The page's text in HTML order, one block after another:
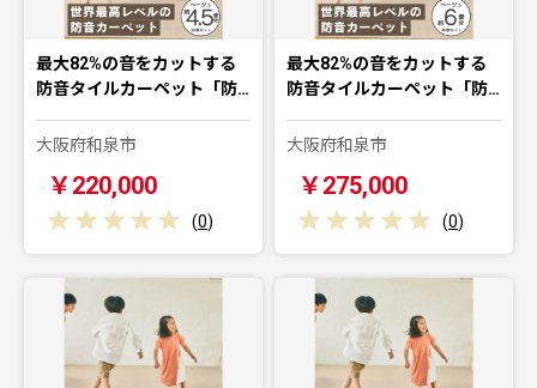
最大82%の音をカットする
防音タイルカーペット「防…
大阪府和泉市
￥220,000
(0)
最大82%の音をカットする
防音タイルカーペット「防…
大阪府和泉市
￥275,000
(0)